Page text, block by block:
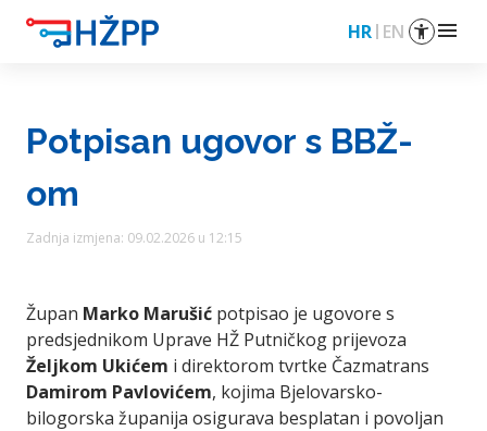
HR EN menu
Potpisan ugovor s BBŽ-
om
Zadnja izmjena: 09.02.2026 u 12:15
Župan Marko Marušić potpisao je ugovore s
predsjednikom Uprave HŽ Putničkog prijevoza
Željkom Ukićem i direktorom tvrtke Čazmatrans
Damirom Pavlovićem, kojima Bjelovarsko-
bilogorska županija osigurava besplatan i povoljan